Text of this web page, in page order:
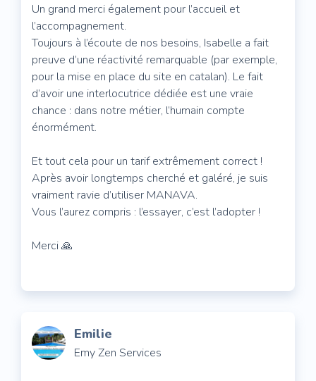
Un grand merci également pour l’accueil et
l’accompagnement.
Toujours à l’écoute de nos besoins, Isabelle a fait
preuve d’une réactivité remarquable (par exemple,
pour la mise en place du site en catalan). Le fait
d’avoir une interlocutrice dédiée est une vraie
chance : dans notre métier, l’humain compte
énormément.
Et tout cela pour un tarif extrêmement correct !
Après avoir longtemps cherché et galéré, je suis
vraiment ravie d’utiliser MANAVA.
Vous l’aurez compris : l’essayer, c’est l’adopter !
Merci 🙏
Emilie
Emy Zen Services